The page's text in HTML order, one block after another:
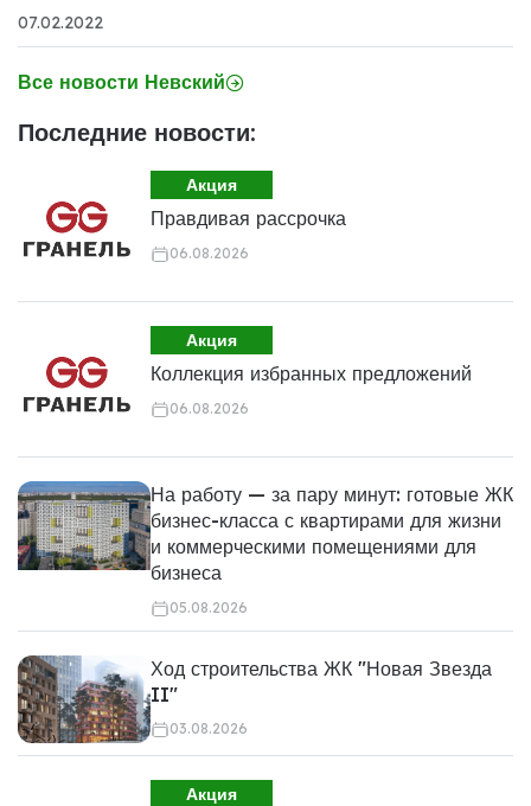
07.02.2022
Все новости Невский
Последние новости:
Акция
Правдивая рассрочка
06.08.2026
Акция
Коллекция избранных предложений
06.08.2026
На работу — за пару минут: готовые ЖК
бизнес-класса с квартирами для жизни
и коммерческими помещениями для
бизнеса
05.08.2026
Ход строительства ЖК "Новая Звезда
II"
03.08.2026
Акция